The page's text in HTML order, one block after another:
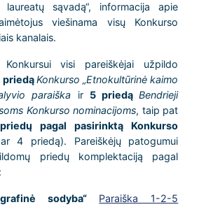
sąvadą“, informacija apie
viešinama visų Konkurso
kanalais.
Konkursui visi pareiškėjai užpildo
priedąKonkurso „Etnokultūrinė kaimo
paraiška ir 5 priedąBendrieji
Konkurso nominacijoms, taip pat
pagal pasirinktą Konkurso
priedą). Pareiškėjų patogumui
priedų komplektaciją pagal
sodyba“
Paraiška 1-2-5